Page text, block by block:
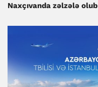
Naxçıvanda zəlzələ olub